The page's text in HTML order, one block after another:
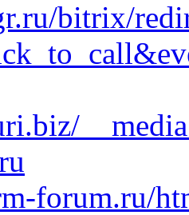
bitrix/
forum.ru/